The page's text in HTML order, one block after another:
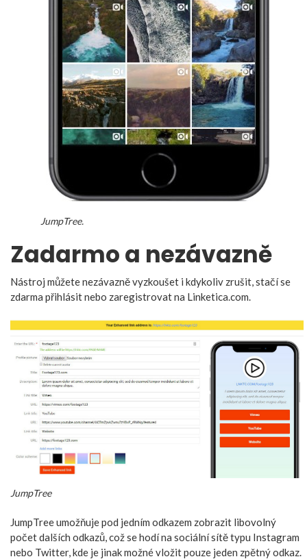
JumpTree.
Zadarmo a nezávazně
Nástroj můžete nezávazně vyzkoušet i kdykoliv zrušit, stačí se
zdarma přihlásit nebo zaregistrovat na Linketica.com.
JumpTree
JumpTree umožňuje pod jedním odkazem zobrazit libovolný
počet dalších odkazů, což se hodí na sociální sítě typu Instagram
nebo Twitter, kde je jinak možné vložit pouze jeden zpětný odkaz.